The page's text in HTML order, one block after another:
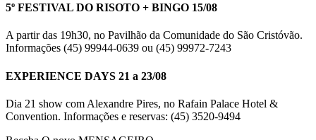
5º FESTIVAL DO RISOTO + BINGO 15/08
A partir das 19h30, no Pavilhão da Comunidade do São Cristóvão.
Informações (45) 99944-0639 ou (45) 99972-7243
EXPERIENCE DAYS 21 a 23/08
Dia 21 show com Alexandre Pires, no Rafain Palace Hotel &
Convention. Informações e reservas: (45) 3520-9494